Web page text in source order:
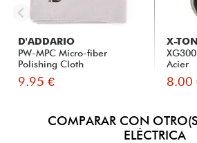
D'ADDARIO
PW-MPC Micro-fiber
Polishing Cloth
9.95 €
X-
Acier
8.00
COMPARAR CON
ELÉCTRICA